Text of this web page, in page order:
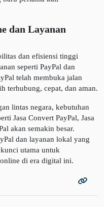
dan Layanan
dan efisiensi tinggi
seperti PayPal dan
telah membuka jalan
terhubung, cepat, dan aman.
lintas negara, kebutuhan
Jasa Convert PayPal, Jasa
akan semakin besar.
dan layanan lokal yang
utama untuk
di era digital ini.